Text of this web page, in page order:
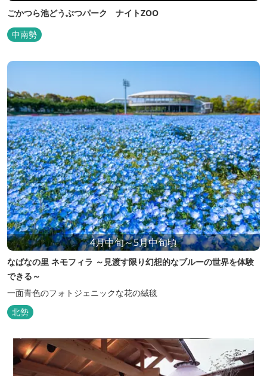
ごかつら池どうぶつパーク ナイトZOO
中南勢
4月中旬～5月中旬頃
なばなの里 ネモフィラ ～見渡す限り幻想的なブルーの世界を体験
できる～
一面青色のフォトジェニックな花の絨毯
北勢